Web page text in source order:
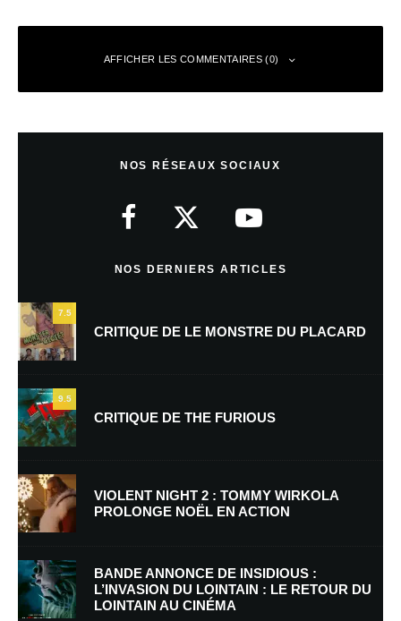
AFFICHER LES COMMENTAIRES (0)
Nom*
E-mail *
Enregistrer mon nom, mon e-mail et mon site dans le navigateur pour
NOS RÉSEAUX SOCIAUX
NOS DERNIERS ARTICLES
7.5
CRITIQUE DE LE MONSTRE DU PLACARD
9.5
CRITIQUE DE THE FURIOUS
VIOLENT NIGHT 2 : TOMMY WIRKOLA
PROLONGE NOËL EN ACTION
BANDE ANNONCE DE INSIDIOUS :
L’INVASION DU LOINTAIN : LE RETOUR DU
LOINTAIN AU CINÉMA